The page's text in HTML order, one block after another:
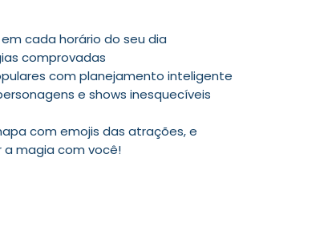
cada horário do seu dia
comprovadas
com planejamento inteligente
e shows inesquecíveis
com emojis das atrações, e
a magia com você!